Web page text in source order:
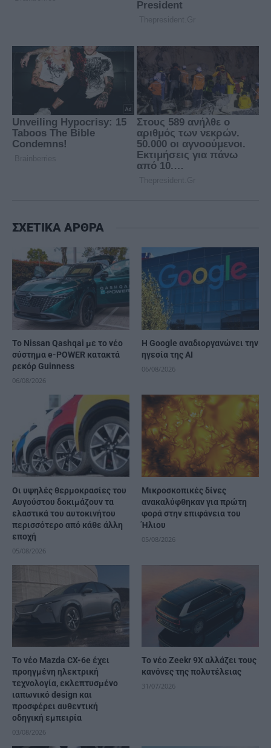
ΣΧΕΤΙΚΑ ΑΡΘΡΑ
Το Nissan Qashqai με το νέο
σύστημα e-POWER κατακτά
ρεκόρ Guinness
06/08/2026
H Google αναδιοργανώνει την
ηγεσία της AI
06/08/2026
Οι υψηλές θερμοκρασίες του
Αυγούστου δοκιμάζουν τα
ελαστικά του αυτοκινήτου
περισσότερο από κάθε άλλη
εποχή
05/08/2026
Μικροσκοπικές δίνες
ανακαλύφθηκαν για πρώτη
φορά στην επιφάνεια του
Ήλιου
05/08/2026
Το νέο Mazda CX-6e έχει
προηγμένη ηλεκτρική
τεχνολογία, εκλεπτυσμένο
ιαπωνικό design και
προσφέρει αυθεντική
οδηγική εμπειρία
03/08/2026
Το νέο Zeekr 9X αλλάζει τους
κανόνες της πολυτέλειας
31/07/2026